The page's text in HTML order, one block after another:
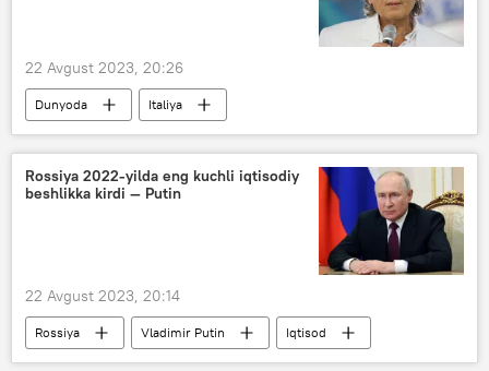
22 Avgust 2023, 20:26
Dunyoda Italiya
Rossiya 2022-yilda eng kuchli iqtisodiy
beshlikka kirdi — Putin
22 Avgust 2023, 20:14
Rossiya Vladimir Putin Iqtisod